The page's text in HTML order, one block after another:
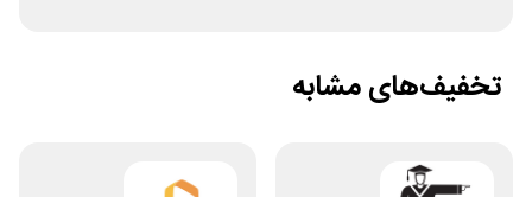
تخفیف‌های مشابه